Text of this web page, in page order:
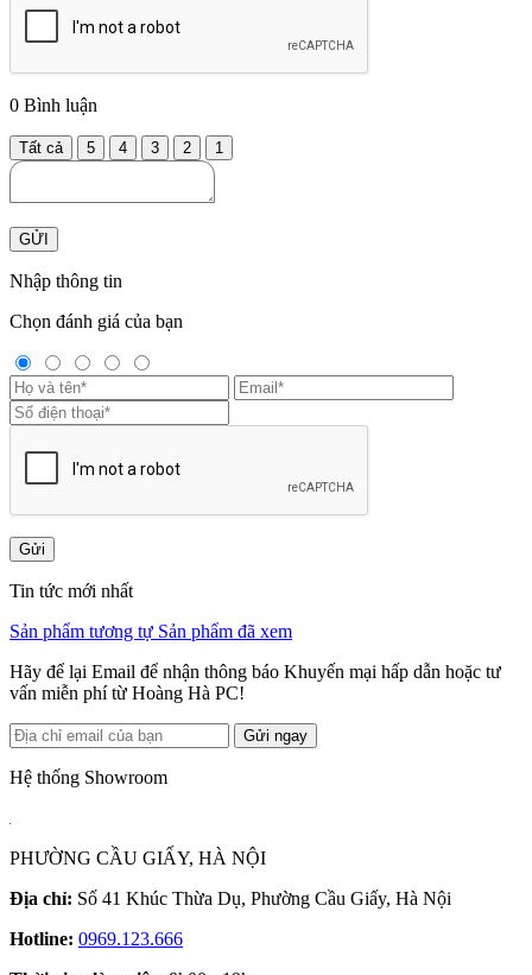
0 Bình luận
Tất cả 5 4 3 2 1
GỬI
Nhập thông tin
Chọn đánh giá của bạn
Gửi
Tin tức mới nhất
Sản phẩm tương tự Sản phẩm đã xem
Hãy để lại Email để nhận thông báo Khuyến mại hấp dẫn hoặc tư
vấn miễn phí từ Hoàng Hà PC!
Gửi ngay
Hệ thống Showroom
PHƯỜNG CẦU GIẤY, HÀ NỘI
Địa chỉ: Số 41 Khúc Thừa Dụ, Phường Cầu Giấy, Hà Nội
Hotline: 0969.123.666